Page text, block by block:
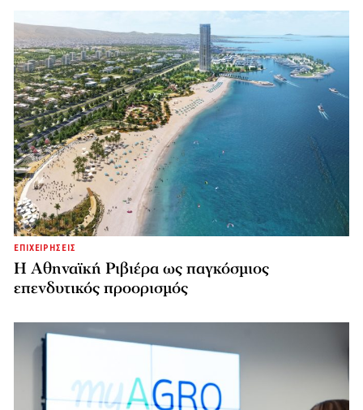
ΕΠΙΧΕΙΡΗΣΕΙΣ
Η Αθηναϊκή Ριβιέρα ως παγκόσμιος
επενδυτικός προορισμός